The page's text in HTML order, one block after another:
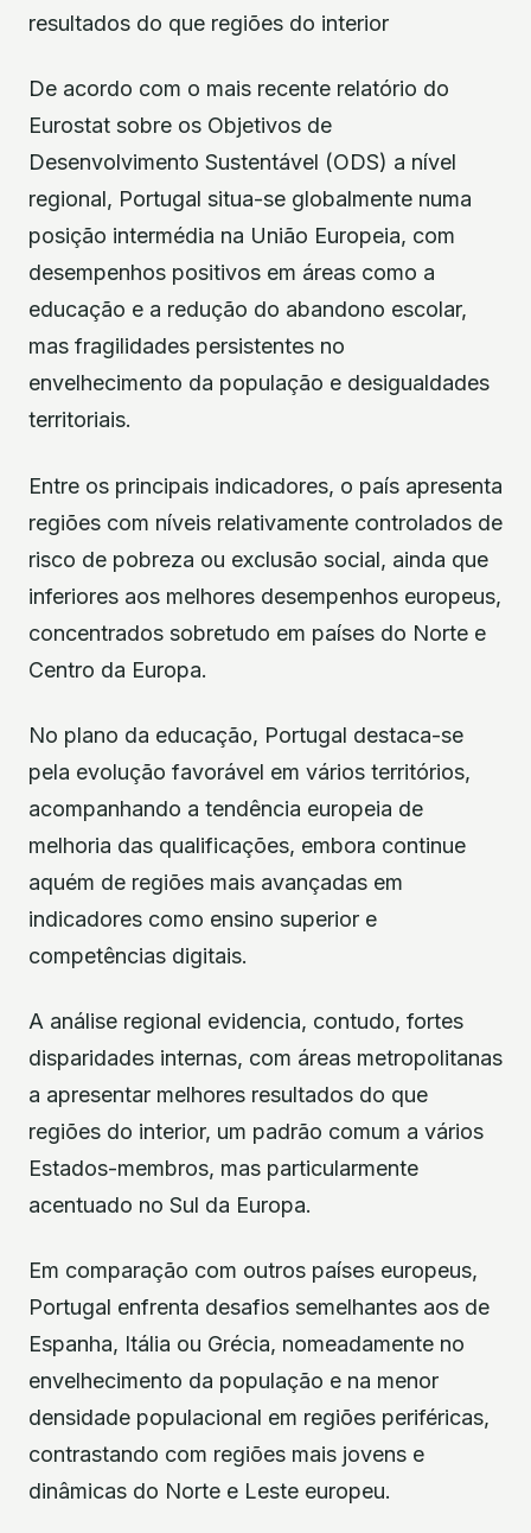
resultados do que regiões do interior
De acordo com o mais recente relatório do
Eurostat sobre os Objetivos de
Desenvolvimento Sustentável (ODS) a nível
regional, Portugal situa-se globalmente numa
posição intermédia na União Europeia, com
desempenhos positivos em áreas como a
educação e a redução do abandono escolar,
mas fragilidades persistentes no
envelhecimento da população e desigualdades
territoriais.
Entre os principais indicadores, o país apresenta
regiões com níveis relativamente controlados de
risco de pobreza ou exclusão social, ainda que
inferiores aos melhores desempenhos europeus,
concentrados sobretudo em países do Norte e
Centro da Europa.
No plano da educação, Portugal destaca-se
pela evolução favorável em vários territórios,
acompanhando a tendência europeia de
melhoria das qualificações, embora continue
aquém de regiões mais avançadas em
indicadores como ensino superior e
competências digitais.
A análise regional evidencia, contudo, fortes
disparidades internas, com áreas metropolitanas
a apresentar melhores resultados do que
regiões do interior, um padrão comum a vários
Estados-membros, mas particularmente
acentuado no Sul da Europa.
Em comparação com outros países europeus,
Portugal enfrenta desafios semelhantes aos de
Espanha, Itália ou Grécia, nomeadamente no
envelhecimento da população e na menor
densidade populacional em regiões periféricas,
contrastando com regiões mais jovens e
dinâmicas do Norte e Leste europeu.